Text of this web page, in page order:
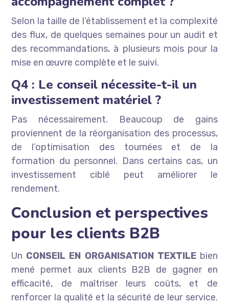
Selon la taille de l’établissement et la complexité
des flux, de quelques semaines pour un audit et
des recommandations, à plusieurs mois pour la
mise en œuvre complète et le suivi.
Q4 : Le conseil nécessite-t-il un
investissement matériel ?
Pas nécessairement. Beaucoup de gains
proviennent de la réorganisation des processus,
de l’optimisation des tournées et de la
formation du personnel. Dans certains cas, un
investissement ciblé peut améliorer le
rendement.
Conclusion et perspectives
pour les clients B2B
Un CONSEIL EN ORGANISATION TEXTILEbien
mené permet aux clients B2B de gagner en
efficacité, de maîtriser leurs coûts, et de
renforcer la qualité et la sécurité de leur service.